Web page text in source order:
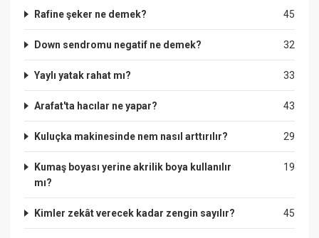
45
Rafine şeker ne demek?
32
Down sendromu negatif ne demek?
33
Yaylı yatak rahat mı?
43
Arafat'ta hacılar ne yapar?
29
Kuluçka makinesinde nem nasıl arttırılır?
19
Kumaş boyası yerine akrilik boya kullanılır
mı?
45
Kimler zekât verecek kadar zengin sayılır?